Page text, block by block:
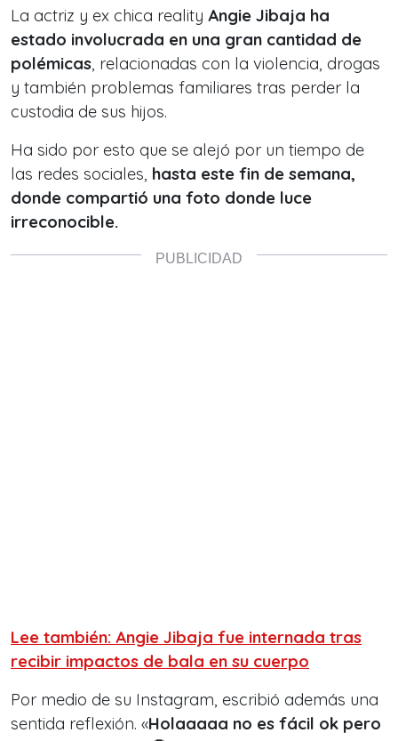
La actriz y ex chica reality Angie Jibaja ha
estado involucrada en una gran cantidad de
polémicas, relacionadas con la violencia, drogas
y también problemas familiares tras perder la
custodia de sus hijos.
Ha sido por esto que se alejó por un tiempo de
las redes sociales, hasta este fin de semana,
donde compartió una foto donde luce
irreconocible.
Lee también: Angie Jibaja fue internada tras
recibir impactos de bala en su cuerpo
Por medio de su Instagram, escribió además una
sentida reflexión. «Holaaaaa no es fácil ok pero